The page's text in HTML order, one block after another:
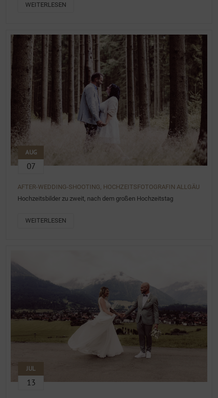
WEITERLESEN
AUG
07
AFTER-WEDDING-SHOOTING, HOCHZEITSFOTOGRAFIN ALLGÄU
Hochzeitsbilder zu zweit, nach dem großen Hochzeitstag
WEITERLESEN
JUL
13